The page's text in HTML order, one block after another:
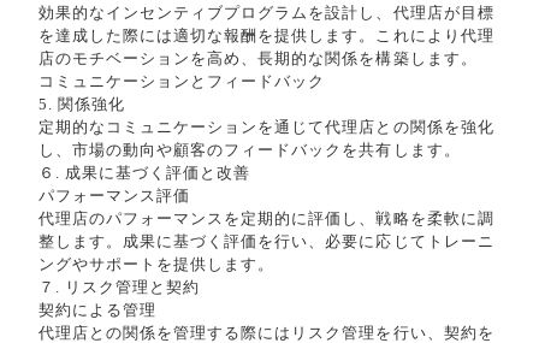
効果的なインセンティブプログラムを設計し、代理店が目標
を達成した際には適切な報酬を提供します。これにより代理
店のモチベーションを高め、長期的な関係を構築します。
コミュニケーションとフィードバック
5. 関係強化
定期的なコミュニケーションを通じて代理店との関係を強化
し、市場の動向や顧客のフィードバックを共有します。
６. 成果に基づく評価と改善
パフォーマンス評価
代理店のパフォーマンスを定期的に評価し、戦略を柔軟に調
整します。成果に基づく評価を行い、必要に応じてトレーニ
ングやサポートを提供します。
７. リスク管理と契約
契約による管理
代理店との関係を管理する際にはリスク管理を行い、契約を